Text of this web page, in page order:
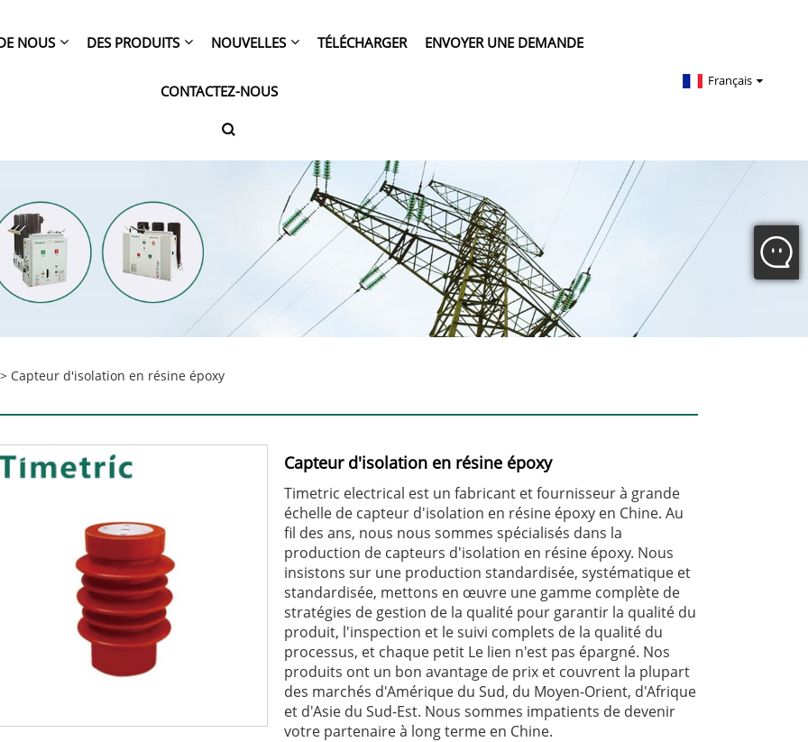
NOUS DES PRODUITS NOUVELLES TÉLÉCHARGER ENVOYER UNE DEMANDE
CONTACTEZ-NOUS
Français
> Capteur d'isolation en résine époxy
Capteur d'isolation en résine époxy
Timetric electrical est un fabricant et fournisseur à grande
échelle de capteur d'isolation en résine époxy en Chine. Au
fil des ans, nous nous sommes spécialisés dans la
production de capteurs d'isolation en résine époxy. Nous
insistons sur une production standardisée, systématique et
standardisée, mettons en œuvre une gamme complète de
stratégies de gestion de la qualité pour garantir la qualité du
produit, l'inspection et le suivi complets de la qualité du
processus, et chaque petit Le lien n'est pas épargné. Nos
produits ont un bon avantage de prix et couvrent la plupart
des marchés d'Amérique du Sud, du Moyen-Orient, d'Afrique
et d'Asie du Sud-Est. Nous sommes impatients de devenir
votre partenaire à long terme en Chine.